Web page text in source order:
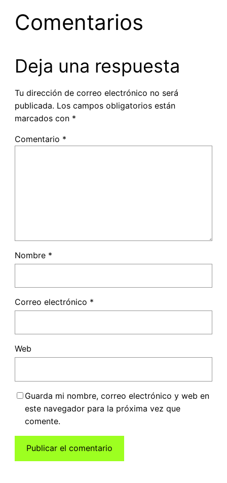
Comentarios
Deja una respuesta
Tu dirección de correo electrónico no será
publicada. Los campos obligatorios están
marcados con *
Comentario *
Nombre *
Correo electrónico *
Web
Guarda mi nombre, correo electrónico y web en
este navegador para la próxima vez que
comente.